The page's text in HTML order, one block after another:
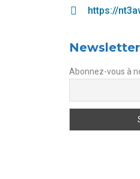
https://
Newsletter
Abonnez-vous à